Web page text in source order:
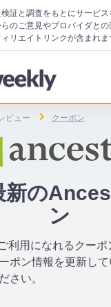
証と調査をもとにサービ
のご意見やプロバイダと
リエイトリンクが含まれま
ビュー クーポン
新の
ン
利用になれるクーポ
ポン情報を更新し
さい。